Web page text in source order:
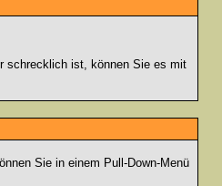
schrecklich ist, können Sie es mit
Sie in einem Pull-Down-Menü